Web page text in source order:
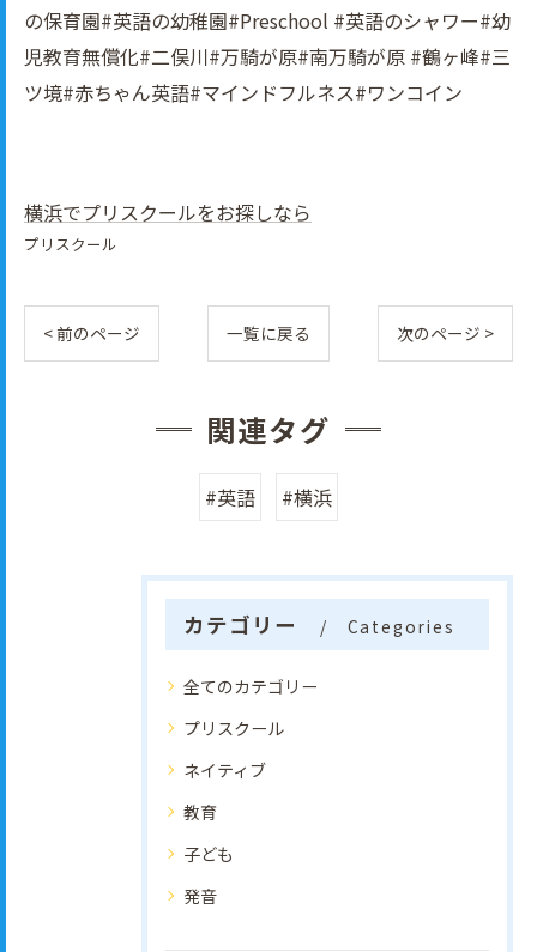
の保育園#英語の幼稚園#Preschool #英語のシャワー#幼
児教育無償化#二俣川#万騎が原#南万騎が原 #鶴ヶ峰#三
ツ境#赤ちゃん英語#マインドフルネス#ワンコイン
横浜でプリスクールをお探しなら
プリスクール
< 前のページ 一覧に戻る 次のページ >
関連タグ
#英語 #横浜
カテゴリー Categories
全てのカテゴリー
プリスクール
ネイティブ
教育
子ども
発音